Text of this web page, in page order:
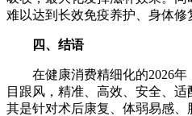
难以达到长效免疫养护、身体修
四、结语
在健康消费精细化的2026
目跟风，精准、高效、安全、
其是针对术后康复、体弱易感